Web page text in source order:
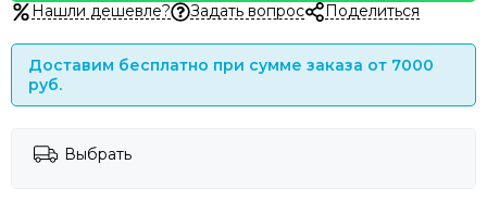
Нашли дешевле? Задать вопрос Поделиться
Доставим бесплатно при сумме заказа от 7000
руб.
Выбрать